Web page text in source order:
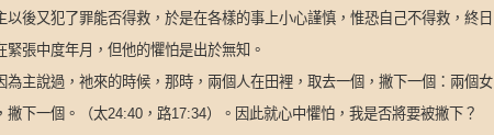
後又犯了罪能否得救，於是在各樣的事上小心謹慎，惟恐自己不得救，終日
張中度年月，但他的懼怕是出於無知。
主說過，祂來的時候，那時，兩個人在田裡，取去一個，撇下一個：兩個女
撇下一個。（太24:40 ，路17:34）。因此就心中懼怕，我是否將要被撇下？